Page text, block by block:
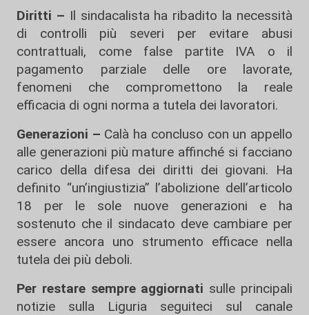
Diritti – Il sindacalista ha ribadito la necessità
di controlli più severi per evitare abusi
contrattuali, come false partite IVA o il
pagamento parziale delle ore lavorate,
fenomeni che compromettono la reale
efficacia di ogni norma a tutela dei lavoratori.
Generazioni – Calà ha concluso con un appello
alle generazioni più mature affinché si facciano
carico della difesa dei diritti dei giovani. Ha
definito “un’ingiustizia” l’abolizione dell’articolo
18 per le sole nuove generazioni e ha
sostenuto che il sindacato deve cambiare per
essere ancora uno strumento efficace nella
tutela dei più deboli.
Per restare sempre aggiornati sulle principali
notizie sulla Liguria seguiteci sul canale